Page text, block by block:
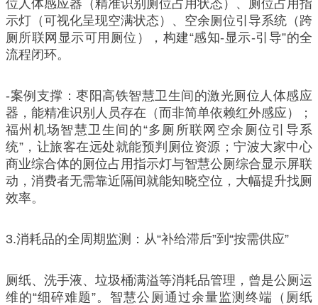
位人体感应器（精准识别厕位占用状态）、厕位占用指
示灯（可视化呈现空满状态）、空余厕位引导系统（跨
厕所联网显示可用厕位），构建“感知-显示-引导”的全
流程闭环。
-案例支撑：枣阳高铁智慧卫生间的激光厕位人体感应
器，能精准识别人员存在（而非简单依赖红外感应）；
福州机场智慧卫生间的“多厕所联网空余厕位引导系
统”，让旅客在远处就能预判厕位资源；宁波大家中心
商业综合体的厕位占用指示灯与智慧公厕综合显示屏联
动，消费者无需靠近隔间就能知晓空位，大幅提升找厕
效率。
3.消耗品的全周期监测：从“补给滞后”到“按需供应”
厕纸、洗手液、垃圾桶满溢等消耗品管理，曾是公厕运
维的“细碎难题”。智慧公厕通过余量监测终端（厕纸